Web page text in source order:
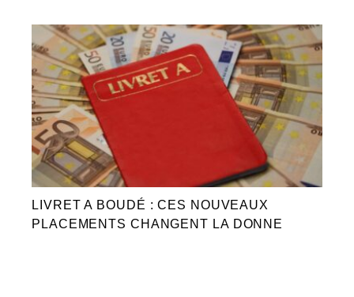
LIVRET A BOUDÉ : CES NOUVEAUX
PLACEMENTS CHANGENT LA DONNE